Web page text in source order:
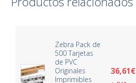
Zebra Pack de
500 Tarjetas
de PVC
Originales
Imprimibles
36,61€